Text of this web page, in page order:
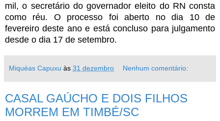
mil, o secretário do governador eleito do RN consta
como réu. O processo foi aberto no dia 10 de
fevereiro deste ano e está concluso para julgamento
desde o dia 17 de setembro.
Miquéas Capuxu às 31 dezembro Nenhum comentário:
CASAL GAÚCHO E DOIS FILHOS
MORREM EM TIMBÉ/SC